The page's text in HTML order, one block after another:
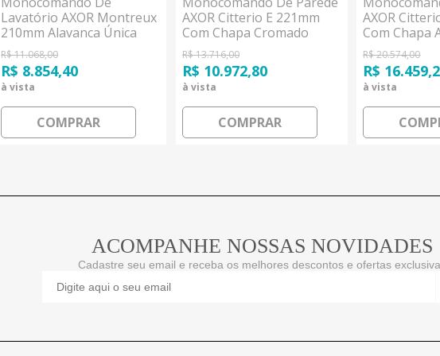
Lavatório AXOR Montreux
210mm Alavanca Única
Cromado Hansgrohe
R$ 11.068,00
R$ 8.854,40
à vista
COMPRAR
AXOR Citterio E 221mm
Com Chapa Cromado
Hansgrohe
R$ 13.716,00
R$ 10.972,80
à vista
COMPRAR
AXOR
Com Chapa
Especial
R$ 20.574,00
R$
à vista
ACOMPANHE NOSSAS NOVIDADES
Cadastre seu email e receba os melhores descontos e ofertas